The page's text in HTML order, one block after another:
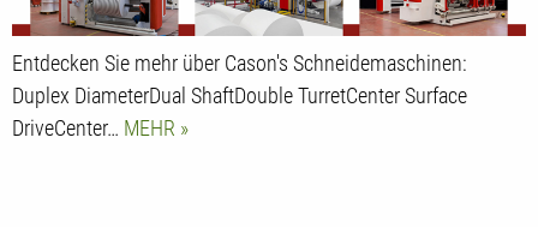
Entdecken Sie mehr über Cason's Schneidemaschinen:
Duplex DiameterDual ShaftDouble TurretCenter Surface
DriveCenter… MEHR